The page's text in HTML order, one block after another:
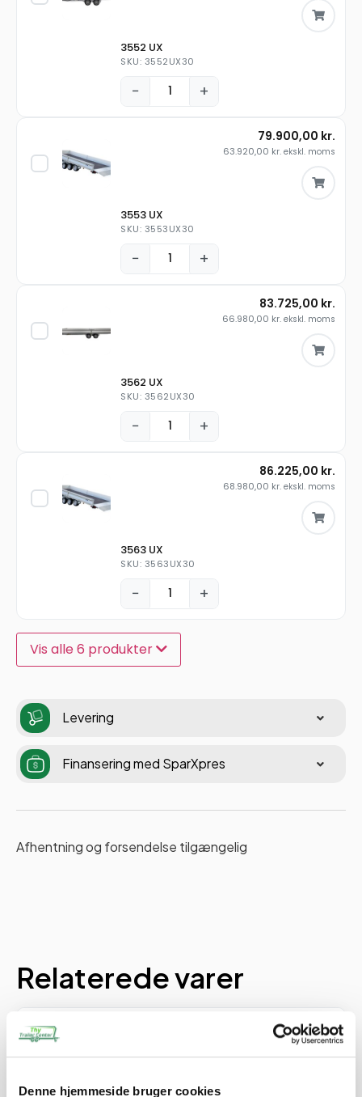
Denne hjemmeside bruger cookies
3552 UX
SKU: 3552UX30
− +
3553 UX
SKU: 3553UX30
− +
79.900,00 kr.
63.920,00 kr. ekskl. moms
3562 UX
SKU: 3562UX30
− +
83.725,00 kr.
66.980,00 kr. ekskl. moms
3563 UX
SKU: 3563UX30
− +
86.225,00 kr.
68.980,00 kr. ekskl. moms
Vis alle 6 produkter
Levering
Finansering med SparXpres
Afhentning og forsendelse tilgængelig
Relaterede varer
PÅ LAGER